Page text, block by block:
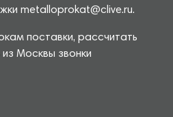
metalloprokat@clive.ru.
поставки, рассчитать
Москвы звонки